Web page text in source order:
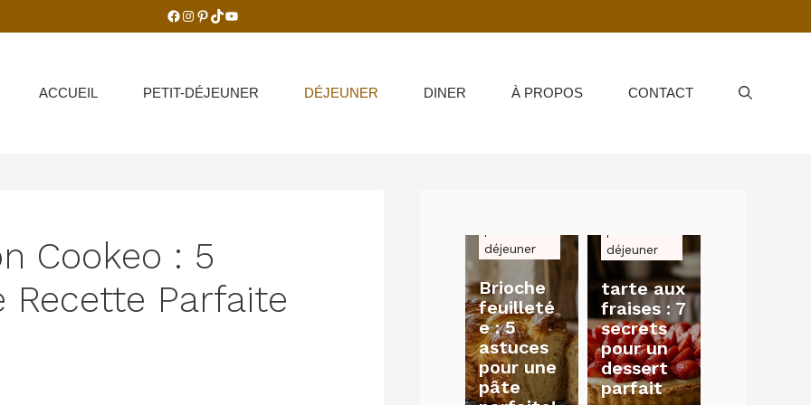
Facebook
Instagram
Pinterest
TikTok
YouTube
ACCUEIL PETIT-DÉJEUNER DÉJEUNER DINER À PROPOS CONTACT
Cookeo : 5
Parfaite
déjeuner
Brioche
feuilleté
e : 5
astuces
pour une
pâte
déjeuner
tarte aux
fraises : 7
secrets
pour un
dessert
parfait